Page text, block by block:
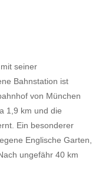
seiner
Bahnstation ist
von München
1,9 km und die
Ein besonderer
Englische Garten,
ungefähr 40 km